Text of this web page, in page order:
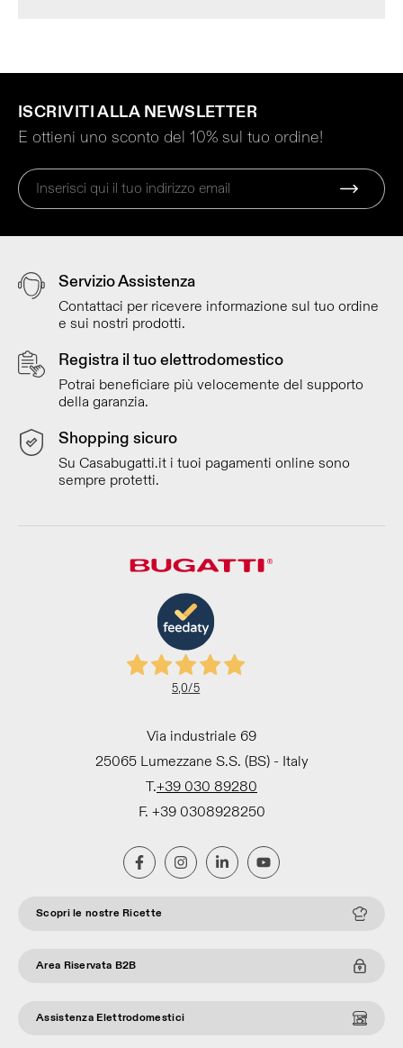
ISCRIVITI ALLA NEWSLETTER
E ottieni uno sconto del 10% sul tuo ordine!
Servizio Assistenza
Contattaci per ricevere informazione sul tuo ordine
e sui nostri prodotti.
Registra il tuo elettrodomestico
Potrai beneficiare più velocemente del supporto
della garanzia.
Shopping sicuro
Su Casabugatti.it i tuoi pagamenti online sono
sempre protetti.
5,0/5
Via industriale 69
25065 Lumezzane S.S. (BS) - Italy
T.+39 030 89280
F. +39 0308928250
Scopri le nostre Ricette
Area Riservata B2B
Assistenza Elettrodomestici